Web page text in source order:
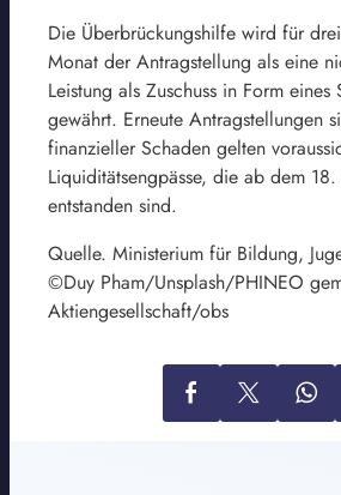
Die Überbrückungshilfe wird für
Monat der Antragstellung als eine
Leistung als Zuschuss in Form eines
gewährt. Erneute Antragstellungen
finanzieller Schaden gelten
Liquiditätsengpässe, die ab dem
entstanden sind.
Quelle. Ministerium für Bildung,
©Duy Pham/Unsplash/PHINEO
Aktiengesellschaft/obs